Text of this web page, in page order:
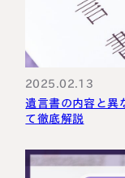
2025.02.13
遺言書の内容と異
て徹底解説